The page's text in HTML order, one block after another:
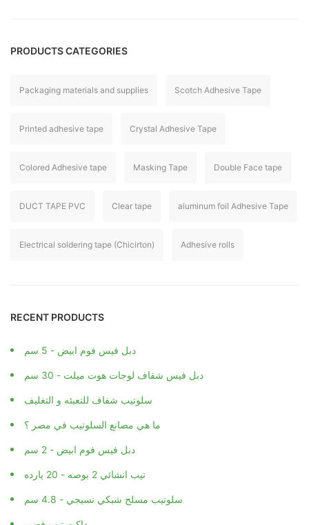
PRODUCTS CATEGORIES
Packaging materials and supplies Scotch Adhesive Tape
Printed adhesive tape Crystal Adhesive Tape
Colored Adhesive tape Masking Tape Double Face tape
DUCT TAPE PVC Clear tape aluminum foil Adhesive Tape
Electrical soldering tape (Chicirton) Adhesive rolls
RECENT PRODUCTS
دبل فيس فوم ابيض - 5 سم
دبل فيس شفاف لوجات هوت ميلت - 30 سم
سلوتيب شفاف للتعبئه و التغليف
ما هي مصانع السلوتيب في مصر ؟
دبل فيس فوم ابيض - 2 سم
تيب انشائي 2 بوصه - 20 يارده
سلوتيب مسلح شبكي نسيجي - 4.8 سم
داكت تيب فضي